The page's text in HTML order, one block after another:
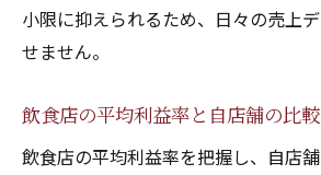
小限に抑えられるため、日々の売上
せません。
飲食店の平均利益率と自店舗の比
飲食店の平均利益率を把握し、自店